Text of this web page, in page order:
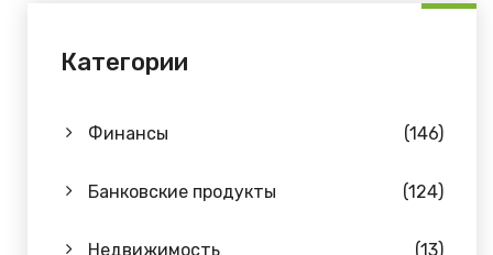
Категории
Финансы (146)
Банковские продукты (124)
Недвижимость (13)